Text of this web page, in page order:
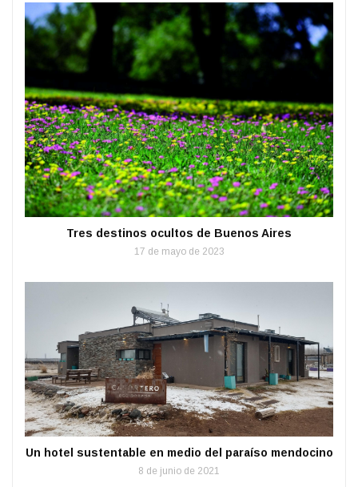
Tres destinos ocultos de Buenos Aires
17 de mayo de 2023
Un hotel sustentable en medio del paraíso mendocino
8 de junio de 2021